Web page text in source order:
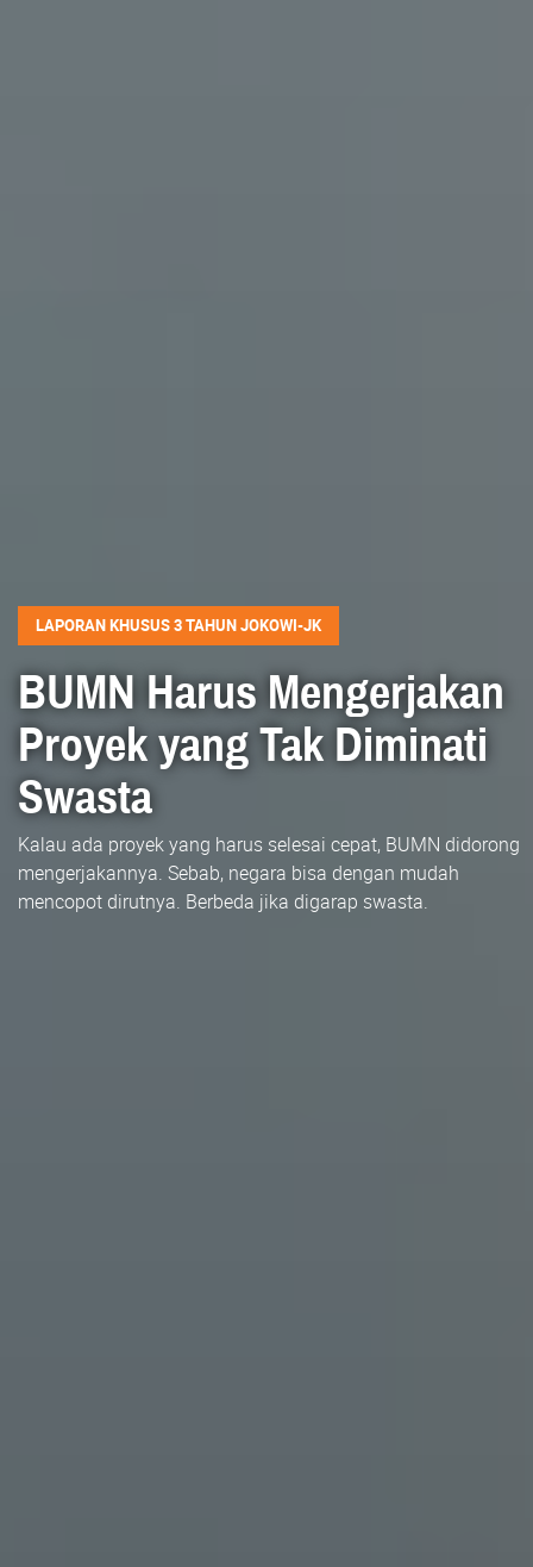
LAPORAN KHUSUS 3 TAHUN JOKOWI-JK
BUMN Harus Mengerjakan
Proyek yang Tak Diminati
Swasta
Kalau ada proyek yang harus selesai cepat, BUMN didorong
mengerjakannya. Sebab, negara bisa dengan mudah
mencopot dirutnya. Berbeda jika digarap swasta.